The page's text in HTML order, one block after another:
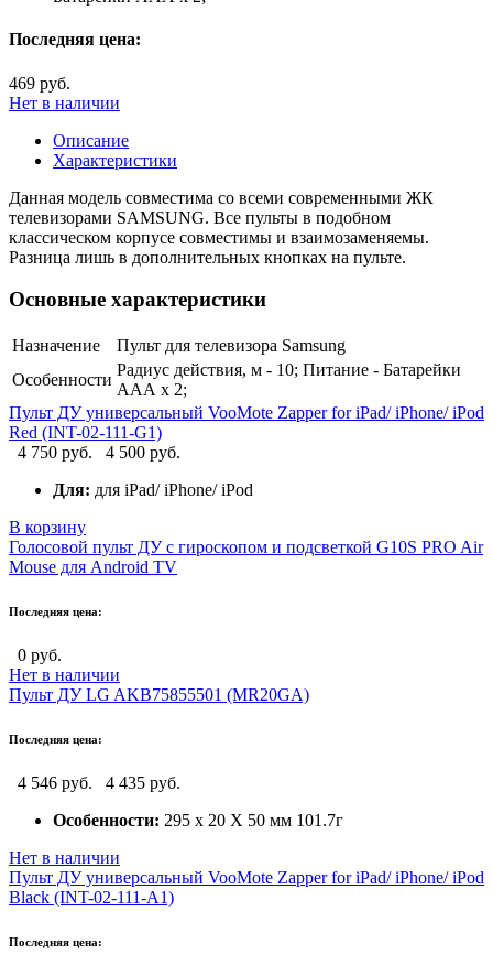
Последняя цена:
469 руб.
Нет в наличии
Описание
Характеристики
Данная модель совместима со всеми современными ЖК
телевизорами SAMSUNG. Все пульты в подобном
классическом корпусе совместимы и взаимозаменяемы.
Разница лишь в дополнительных кнопках на пульте.
Основные характеристики
Назначение
Пульт для телевизора Samsung
Особенности
Радиус действия, м - 10; Питание - Батарейки
ААА х 2;
Пульт ДУ универсальный VooMote Zapper for iPad/ iPhone/ iPod
Red (INT-02-111-G1)
4 750 руб.
4 500 руб.
Для: для iPad/ iPhone/ iPod
В корзину
Голосовой пульт ДУ с гироскопом и подсветкой G10S PRO Air
Mouse для Android TV
Последняя цена:
0 руб.
Нет в наличии
Пульт ДУ LG AKB75855501 (MR20GA)
Последняя цена:
4 546 руб.
4 435 руб.
Особенности: 295 x 20 Х 50 мм 101.7г
Нет в наличии
Пульт ДУ универсальный VooMote Zapper for iPad/ iPhone/ iPod
Black (INT-02-111-A1)
Последняя цена: